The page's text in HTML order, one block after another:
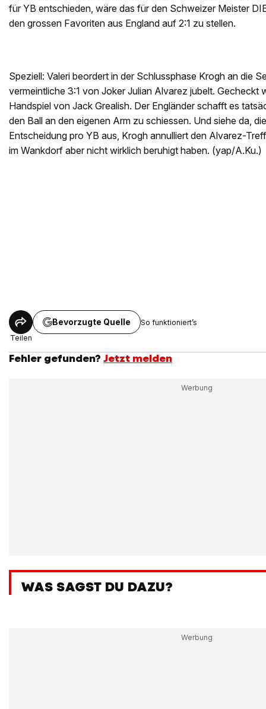
für YB entschieden, wäre das für den Schweizer Meister
den grossen Favoriten aus England auf 2:1 zu stellen.
Speziell: Valeri beordert in der Schlussphase Krogh an die
vermeintliche 3:1 von Joker Julian Alvarez jubelt. Gecheckt
Handspiel von Jack Grealish. Der Engländer schafft es
den Ball an den eigenen Arm zu schiessen. Und siehe da,
Entscheidung pro YB aus, Krogh annulliert den Alvarez-
im Wankdorf aber nicht wirklich beruhigt haben. (yap/A.Ku.)
Teilen
Bevorzugte Quelle So funktioniert’s
Fehler gefunden? Jetzt melden
WAS SAGST DU DAZU?